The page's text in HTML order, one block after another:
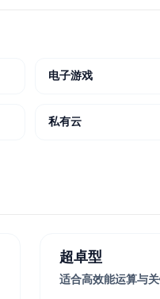
电子游戏
私有云
超卓型
适合高效能运算与